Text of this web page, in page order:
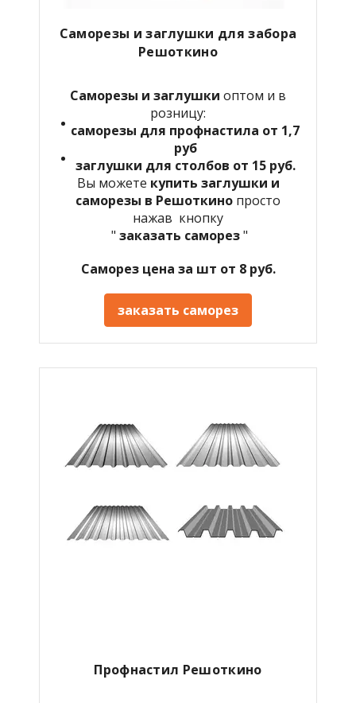
Саморезы и заглушки для забора
Решоткино
Саморезы и заглушки оптом и в
розницу:
саморезы для профнастила от 1,7
руб
заглушки для столбов от 15 руб.
Вы можете купить заглушки и
саморезы в Решоткино просто
нажав кнопку
" заказать саморез"
Саморез цена за шт от 8 руб.
заказать саморез
Профнастил Решоткино